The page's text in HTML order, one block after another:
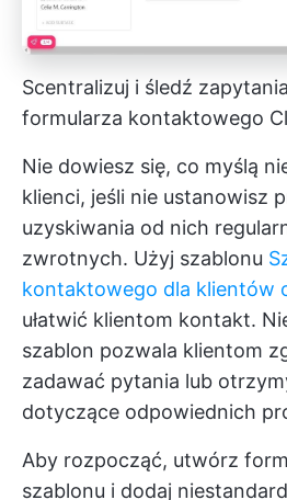
Scentralizuj i śledź
formularza kontaktowego
Nie dowiesz się, co myślą
klienci, jeśli nie ustanowisz
uzyskiwania od nich
zwrotnych. Użyj szablonu
kontaktowego dla klientów
ułatwić klientom kontakt.
szablon pozwala klientom
zadawać pytania lub
dotyczące odpowiednich
Aby rozpocząć, utwórz
szablonu i dodaj